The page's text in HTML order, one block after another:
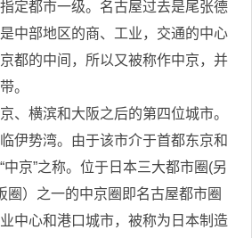
定都市一级。名古屋过去是尾张德
中部地区的商、工业，交通的中心
都的中间，所以又被称作中京，并
。
、横滨和大阪之后的第四位城市。
伊势湾。由于该市介于首都东京和
京”之称。位于日本三大都市圈(另
圈）之一的中京圈即名古屋都市圈
中心和港口城市，被称为日本制造